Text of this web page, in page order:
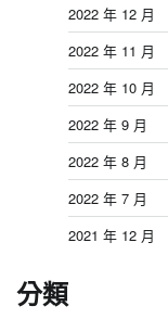
2022 年 12 月
2022 年 11 月
2022 年 10 月
2022 年 9 月
2022 年 8 月
2022 年 7 月
2021 年 12 月
分類